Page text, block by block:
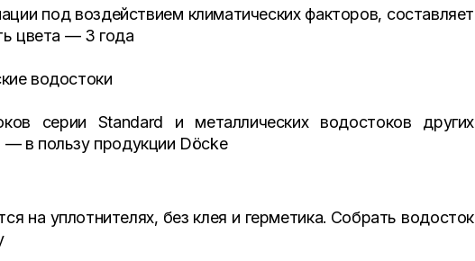
под воздействием климатических факторов, составляет
цвета — 3 года
водостоки
серии Standard и металлических водостоков других
— в пользу продукции Döcke
на уплотнителях, без клея и герметика. Собрать водосток